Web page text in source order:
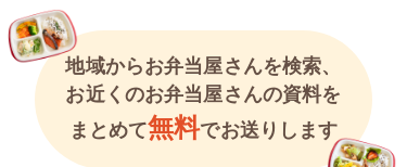
地域からお弁当屋さんを検索、
お近くのお弁当屋さんの資料を
まとめて無料でお送りします